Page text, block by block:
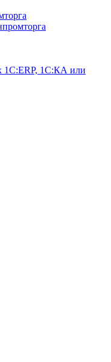
1C:ERP, 1С:КА или